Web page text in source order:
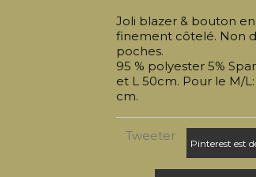
Joli blazer & bouton
finement côtelé. Non
poches.
95 % polyester 5%
et L 50cm. Pour le M/
cm.
Tweeter
Pinterest est